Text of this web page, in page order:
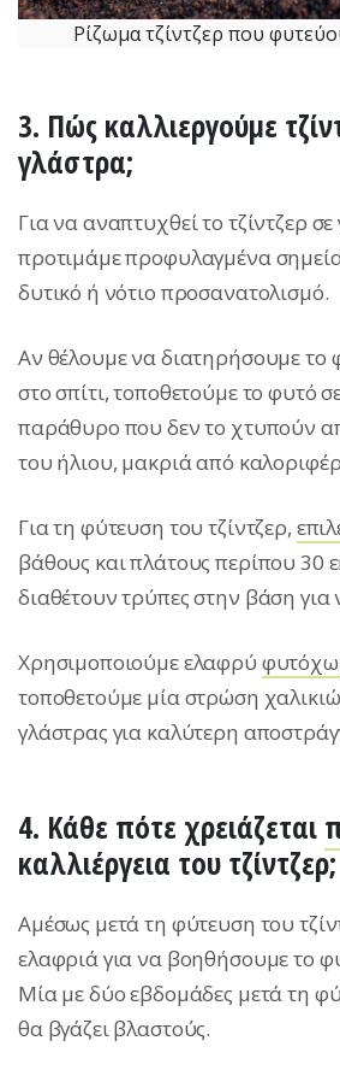
Ρίζωμα τζίντζερ που
3. Πώς καλλιεργούμε
γλάστρα;
Για να αναπτυχθεί το τζίντζερ
προτιμάμε προφυλαγμένα
δυτικό ή νότιο προσανατολισμό.
Αν θέλουμε να διατηρήσουμε το
στο σπίτι, τοποθετούμε το φυτό
παράθυρο που δεν το χτυπούν
του ήλιου, μακριά από καλοριφέρ
Για τη φύτευση του τζίντζερ,
βάθους και πλάτους περίπου 30
διαθέτουν τρύπες στην βάση για
Χρησιμοποιούμε ελαφρύ
τοποθετούμε μία στρώση
γλάστρας για καλύτερη
4. Κάθε πότε χρειάζεται
καλλιέργεια του τζίντζερ;
Αμέσως μετά τη φύτευση του
ελαφριά για να βοηθήσουμε το
Μία με δύο εβδομάδες μετά τη
θα βγάζει βλαστούς.